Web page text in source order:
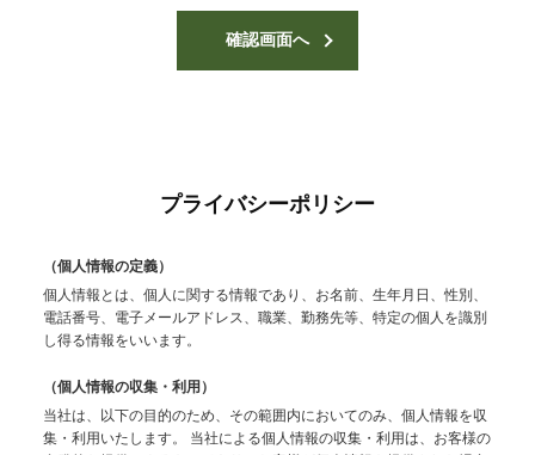
プライバシーポリシー
（個人情報の定義）
個人情報とは、個人に関する情報であり、お名前、生年月日、性別、
電話番号、電子メールアドレス、職業、勤務先等、特定の個人を識別
し得る情報をいいます。
（個人情報の収集・利用）
当社は、以下の目的のため、その範囲内においてのみ、個人情報を収
集・利用いたします。
当社による個人情報の収集・利用は、お客様の